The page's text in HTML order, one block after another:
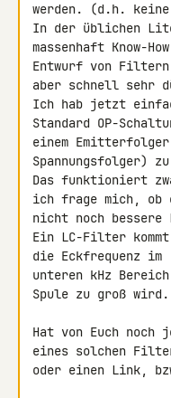
werden. (d.h. keine
In der üblichen
massenhaft Know-
Entwurf von
aber schnell sehr
Ich hab jetzt
Standard OP-
einem
Spannungsfolger)
Das funktioniert
ich frage mich, ob
nicht noch bessere
Ein LC-Filter
die Eckfrequenz im
unteren kHz
Spule zu groß wird.
Hat von Euch noch
eines solchen
oder einen Link,